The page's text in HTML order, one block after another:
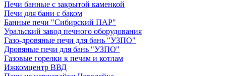
Печи банные с закрытой каменкой
Печи для бани с баком
Банные печи "Сибирский ПАР"
Уральский завод печного оборудования
Газо-дровяные печи для бань "УЗПО"
Дровяные печи для бань "УЗПО"
Газовые горелки к печам и котлам
Ижкомцентр ВВД